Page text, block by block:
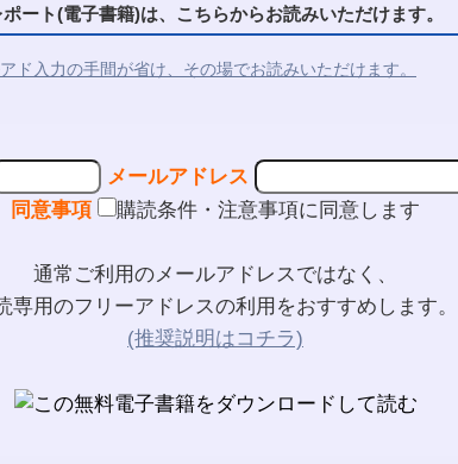
ート(電子書籍)は、こちらからお読みいただけます。
ド入力の手間が省け、その場でお読みいただけます。
メールアドレス
同意事項
購読条件・注意事項に同意します
通常ご利用のメールアドレスではなく、
専用のフリーアドレスの利用をおすすめします。
(推奨説明はコチラ)